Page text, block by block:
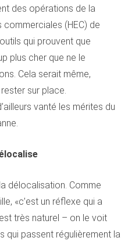
des opérations de la
(HEC) de
qui prouvent que
plus cher que ne le
Cela serait même,
sur place.
vanté les mérites du
délocalisation. Comme
«c’est un réflexe qui a
très naturel – on le voit
qui passent régulièrement la